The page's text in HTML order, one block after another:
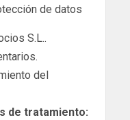
de datos
S.L..
del
de tratamiento: